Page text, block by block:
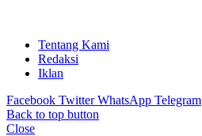
Tentang Kami
Redaksi
Iklan
Facebook Twitter WhatsApp Telegram
Back to top button
Close